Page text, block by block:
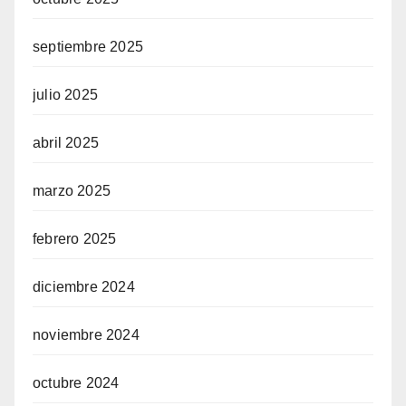
septiembre 2025
julio 2025
abril 2025
marzo 2025
febrero 2025
diciembre 2024
noviembre 2024
octubre 2024